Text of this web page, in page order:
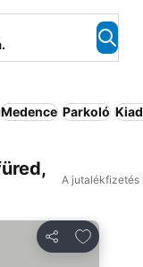
Medence Parkoló
A jutalékfizetés
Megosztás